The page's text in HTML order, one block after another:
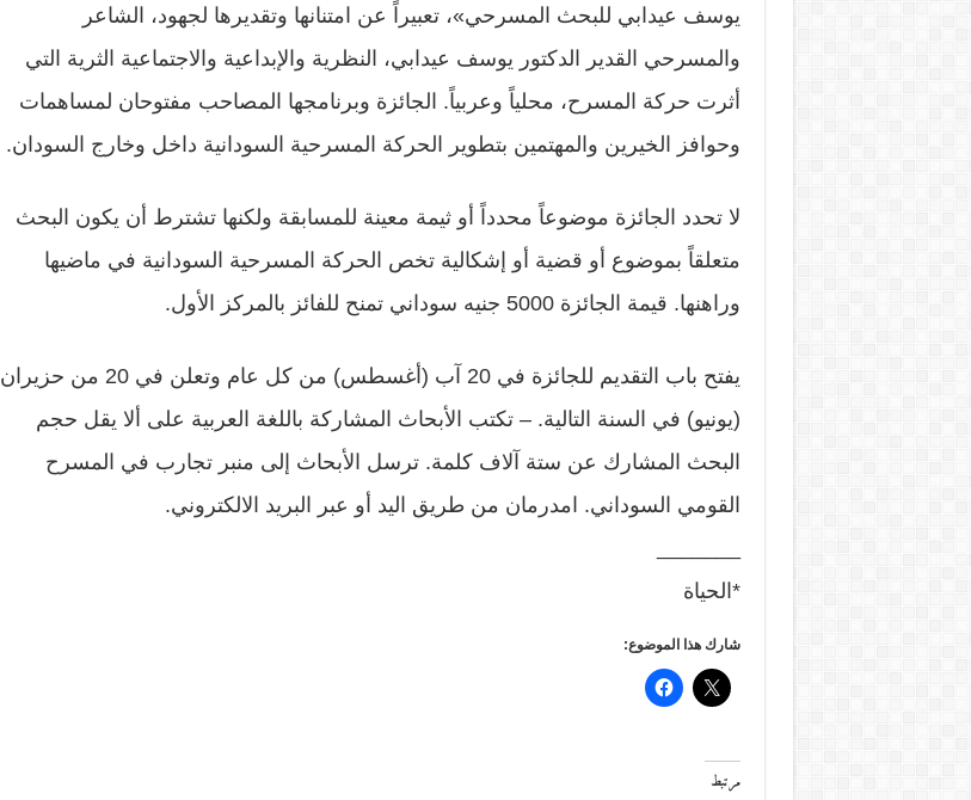
يوسف عيدابي للبحث المسرحي»، تعبيراً عن امتنانها وتقديرها لجهود، الشاعر
والمسرحي القدير الدكتور يوسف عيدابي، النظرية والإبداعية والاجتماعية الثرية التي
أثرت حركة المسرح، محلياً وعربياً. الجائزة وبرنامجها المصاحب مفتوحان لمساهمات
وحوافز الخيرين والمهتمين بتطوير الحركة المسرحية السودانية داخل وخارج السودان.
لا تحدد الجائزة موضوعاً محدداً أو ثيمة معينة للمسابقة ولكنها تشترط أن يكون البحث
متعلقاً بموضوع أو قضية أو إشكالية تخص الحركة المسرحية السودانية في ماضيها
وراهنها. قيمة الجائزة 5000 جنيه سوداني تمنح للفائز بالمركز الأول.
يفتح باب التقديم للجائزة في 20 آب (أغسطس) من كل عام وتعلن في 20 من حزيران
(يونيو) في السنة التالية. – تكتب الأبحاث المشاركة باللغة العربية على ألا يقل حجم
البحث المشارك عن ستة آلاف كلمة. ترسل الأبحاث إلى منبر تجارب في المسرح
القومي السوداني. امدرمان من طريق اليد أو عبر البريد الالكتروني.
*الحياة
شارك هذا الموضوع:
مرتبط